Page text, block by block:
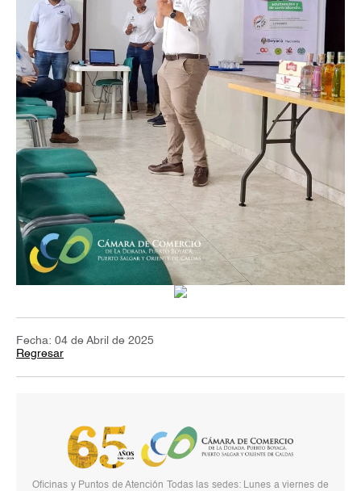
Fecha: 04 de Abril de 2025
Regresar
Oficinas y Puntos de Atención Todas las sedes: Lunes a viernes de